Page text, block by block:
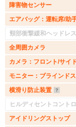
障害物センサー
エアバッグ：運転席/助
頸部衝撃緩和ヘッドレ
全周囲カメラ
カメラ：フロント/サイ
モニター：ブラインド
横滑り防止装置
ヒルディセントコント
アイドリングストップ